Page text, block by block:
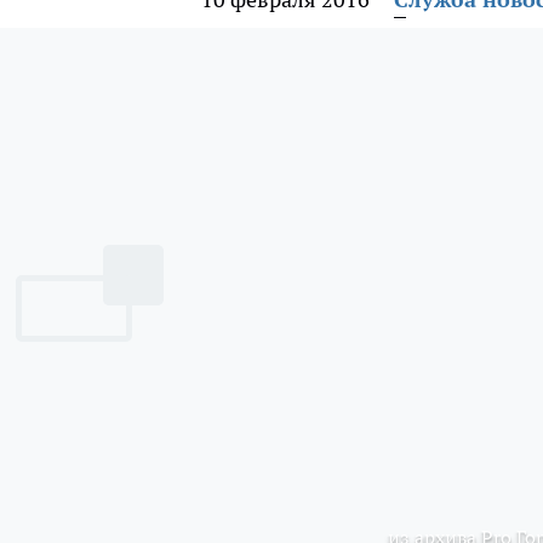
из архива Pro